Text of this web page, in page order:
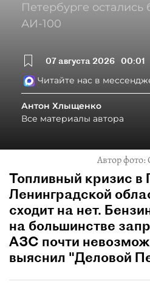
Петербурге остались
АИ-100
07 августа 2026 00:01
Читайте нас в
Антон Хлыщенко
Все материалы автора
Автор фото:
Топливный кризис в
Ленинградской
сходит на нет.
на большинстве
АЗС почти
выяснил "Деловой